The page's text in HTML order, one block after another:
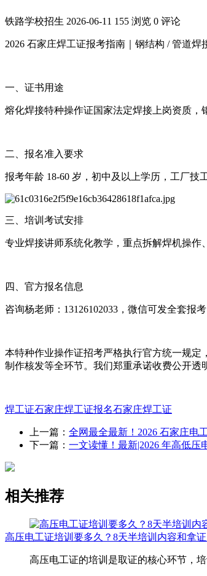
铁路学校招生 2026-06-11 155 浏览 0 评论
2026 石家庄焊工证报考指南｜钢结构 / 管道焊
一、证书用途
熔化焊接特种操作证国家法定焊接上岗资质，
二、报名准入要求
报考年龄 18-60 岁，初中及以上学历，工厂技
三、培训考试安排
专业焊接讲师系统化教学，重点拆解焊机操作
四、官方报名信息
咨询杨老师：13126102033，微信可发全套报
本特种作业操作证招考严格执行官方统一规
制作核发等全环节。我们郑重承诺收费公开透
焊工证石家庄焊工证报名石家庄焊工证
上一篇： 全网最全最新！2026 石家庄电
下一篇： 一文读懂！最新|2026 年高低压
相关推荐
高压电工证培训要多久？8天半培训内容和拿
高压电工证的培训是取证的核心环节，